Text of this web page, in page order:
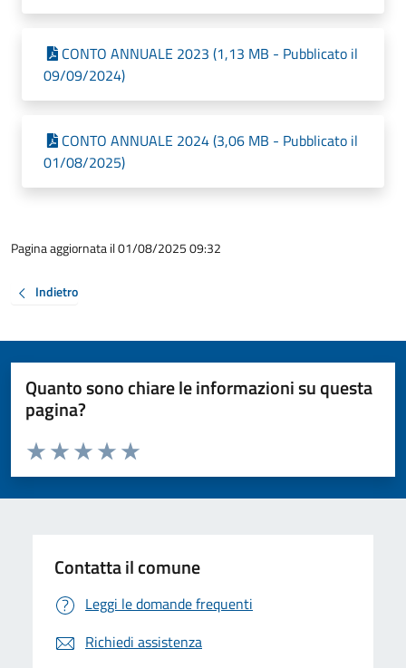
CONTO ANNUALE 2023 (1,13 MB - Pubblicato il
09/09/2024)
CONTO ANNUALE 2024 (3,06 MB - Pubblicato il
01/08/2025)
Pagina aggiornata il 01/08/2025 09:32
Indietro
Quanto sono chiare le informazioni su questa
pagina?
Valuta da 1 a 5 stelle la pagina
Valuta 5 stelle su 5
Valuta 4 stelle su 5
Valuta 3 stelle su 5
Valuta 2 stelle su 5
Valuta 1 stelle su 5
Contatta il comune
Leggi le domande frequenti
Richiedi assistenza